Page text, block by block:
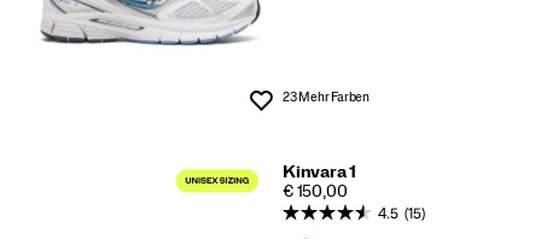
Wunschliste
23 Mehr Farben
Kinvara 1
PRICE
€ 150,00
4.5 (15)